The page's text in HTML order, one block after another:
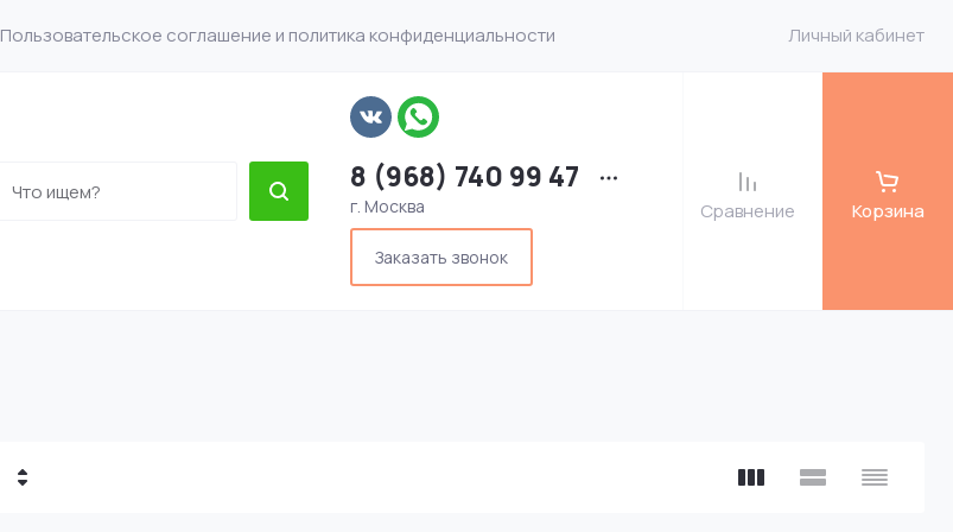
Пользовательское соглашение и политика конфиденциальности Личный кабинет
8 (968) 740 99 47
г. Москва
Заказать звонок
Сравнение Корзина